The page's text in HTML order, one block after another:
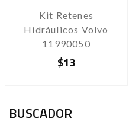
Kit Retenes
Hidráulicos Volvo
11990050
$13
BUSCADOR